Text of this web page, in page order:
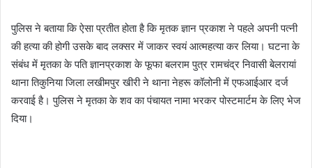
पुलिस ने बताया कि ऐसा प्रतीत होता है कि मृतक ज्ञान प्रकाश ने पहले अपनी पत्नी
की हत्या की होगी उसके बाद लक्सर में जाकर स्वयं आत्महत्या कर लिया। घटना के
संबंध में मृतका के पति ज्ञानप्रकाश के फूफा बलराम पुत्र रामचंद्र निवासी बेलरायां
थाना तिकुनिया जिला लखीमपुर खीरी ने थाना नेहरू कॉलोनी में एफआईआर दर्ज
करवाई है। पुलिस ने मृतका के शव का पंचायत नामा भरकर पोस्टमार्टम के लिए भेज
दिया।